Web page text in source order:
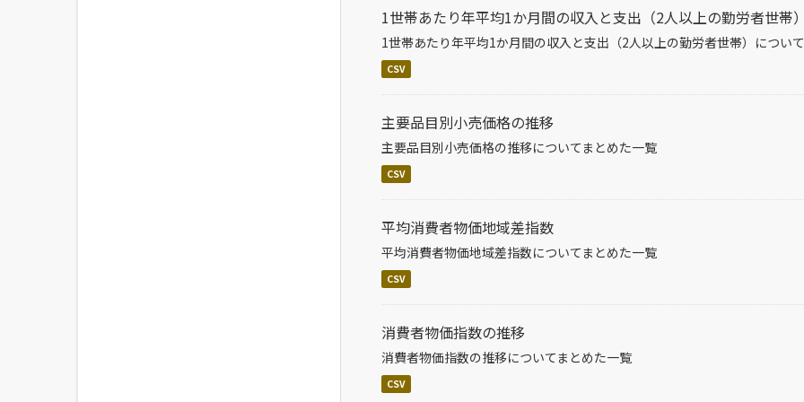
1世帯あたり年平均1か月間の収入と支出（2人以上の勤労者世帯）
1世帯あたり年平均1か月間の収入と支出（2人以上の勤労者世帯）につい
CSV
主要品目別小売価格の推移
主要品目別小売価格の推移についてまとめた一覧
CSV
平均消費者物価地域差指数
平均消費者物価地域差指数についてまとめた一覧
CSV
消費者物価指数の推移
消費者物価指数の推移についてまとめた一覧
CSV